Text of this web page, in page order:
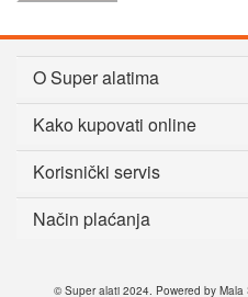
O Super alatima
Kako kupovati online
Korisnički servis
Način plaćanja
© Super alati 2024. Powered by